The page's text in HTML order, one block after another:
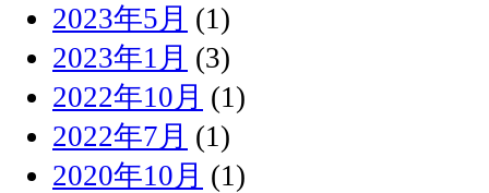
2023年5月 (1)
2023年1月 (3)
2022年10月 (1)
2022年7月 (1)
2020年10月 (1)